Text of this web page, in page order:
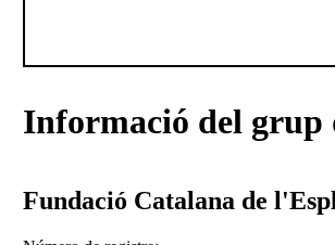
Informació del grup
Fundació Catalana de